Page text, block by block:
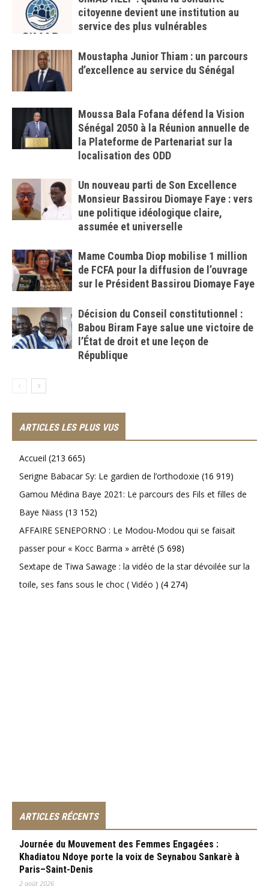
citoyenne devient une institution au
service des plus vulnérables
Moustapha Junior Thiam : un parcours
d’excellence au service du Sénégal
Moussa Bala Fofana défend la Vision
Sénégal 2050 à la Réunion annuelle de
la Plateforme de Partenariat sur la
localisation des ODD
Un nouveau parti de Son Excellence
Monsieur Bassirou Diomaye Faye : vers
une politique idéologique claire,
assumée et universelle
Mame Coumba Diop mobilise 1 million
de FCFA pour la diffusion de l’ouvrage
sur le Président Bassirou Diomaye Faye
Décision du Conseil constitutionnel :
Babou Biram Faye salue une victoire de
l’État de droit et une leçon de
République
ARTICLES LES PLUS VUS
Accueil (213 665)
Serigne Babacar Sy: Le gardien de l’orthodoxie (16 919)
Gamou Médina Baye 2021: Le parcours des Fils et filles de
Baye Niass (13 152)
AFFAIRE SENEPORNO : Le Modou-Modou qui se faisait
passer pour « Kocc Barma » arrêté (5 698)
Sextape de Tiwa Sawage : la vidéo de la star dévoilée sur la
toile, ses fans sous le choc ( Vidéo ) (4 274)
ARTICLES RÉCENTS
Journée du Mouvement des Femmes Engagées :
Khadiatou Ndoye porte la voix de Seynabou Sankarè à
Paris–Saint-Denis
2 août 2026